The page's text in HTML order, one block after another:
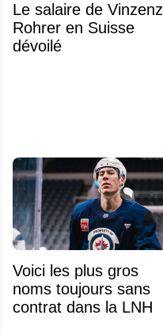
Le salaire de Vinzenz
Rohrer en Suisse
dévoilé
Voici les plus gros
noms toujours sans
contrat dans la LNH